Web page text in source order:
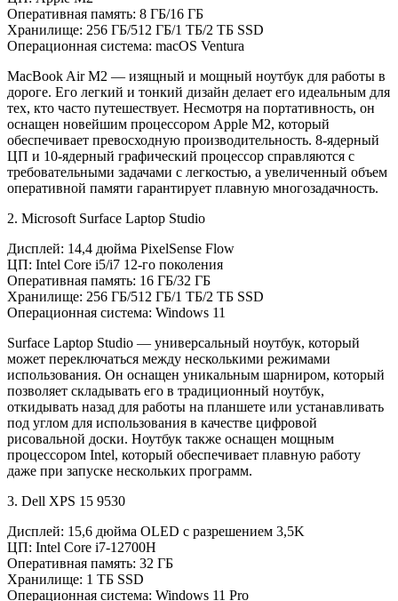
Оперативная память: 8 ГБ/16 ГБ
Хранилище: 256 ГБ/512 ГБ/1 ТБ/2 ТБ SSD
Операционная система: macOS Ventura
MacBook Air M2 — изящный и мощный ноутбук для работы в
дороге. Его легкий и тонкий дизайн делает его идеальным для
тех, кто часто путешествует. Несмотря на портативность, он
оснащен новейшим процессором Apple M2, который
обеспечивает превосходную производительность. 8-ядерный
ЦП и 10-ядерный графический процессор справляются с
требовательными задачами с легкостью, а увеличенный объем
оперативной памяти гарантирует плавную многозадачность.
2. Microsoft Surface Laptop Studio
Дисплей: 14,4 дюйма PixelSense Flow
ЦП: Intel Core i5/i7 12-го поколения
Оперативная память: 16 ГБ/32 ГБ
Хранилище: 256 ГБ/512 ГБ/1 ТБ/2 ТБ SSD
Операционная система: Windows 11
Surface Laptop Studio — универсальный ноутбук, который
может переключаться между несколькими режимами
использования. Он оснащен уникальным шарниром, который
позволяет складывать его в традиционный ноутбук,
откидывать назад для работы на планшете или устанавливать
под углом для использования в качестве цифровой
рисовальной доски. Ноутбук также оснащен мощным
процессором Intel, который обеспечивает плавную работу
даже при запуске нескольких программ.
3. Dell XPS 15 9530
Дисплей: 15,6 дюйма OLED с разрешением 3,5K
ЦП: Intel Core i7-12700H
Оперативная память: 32 ГБ
Хранилище: 1 ТБ SSD
Операционная система: Windows 11 Pro